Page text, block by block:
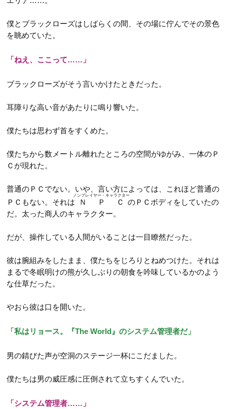
僕とブラックローズはしばらくの間、その場に佇んでその景色
を眺めていた。
「ねえ、ここって……」
ブラックローズがそう言いかけたときだった。
耳障りな高い音があたりに鳴り響いた。
僕たちは思わず首をすくめた。
僕たちから数メートル離れたところの空間がゆがみ、一体のＰ
Ｃが現れた。
普通のＰＣでない。いや、言い方によっては、これほど普通の
ＰＣもない。それは
ＮＰＣ
ノンプレイヤー・キャラクター
のＰＣボディをしていたの
だ。太った商人のキャラクター。
だが、操作している人間がいることは一目瞭然だった。
彼は腕組みをしたまま、僕たちをじろりとねめつけた。それは
まるで冬眠明けの熊が久しぶりの朝食を吟味しているかのよう
な仕草だった。
やおら彼は口を開いた。
「私はリョース。『The World』のシステム管理者だ」
男の錆びた声が空洞のステージ一杯にこだました。
僕たちは男の威圧感に圧倒されて立ちすくんでいた。
「システム管理者……」